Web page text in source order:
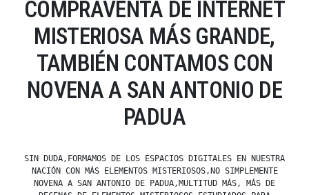
COMPRAVENTA DE INTERNET
MISTERIOSA MÁS GRANDE,
TAMBIÉN CONTAMOS CON
NOVENA A SAN ANTONIO DE
PADUA
SIN DUDA,FORMAMOS DE LOS ESPACIOS DIGITALES EN NUESTRA
NACIÓN CON MÁS ELEMENTOS MISTERIOSOS,NO SIMPLEMENTE
NOVENA A SAN ANTONIO DE PADUA,MULTITUD MÁS, MÁS DE